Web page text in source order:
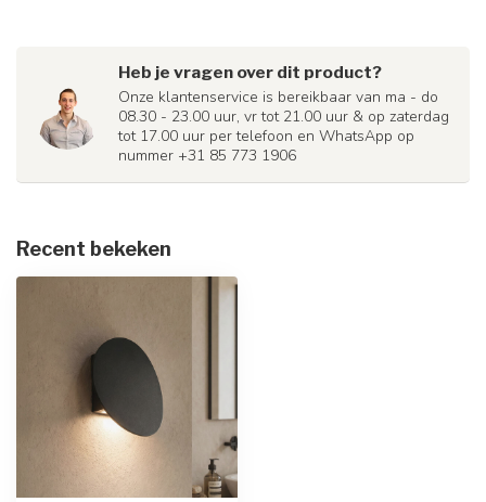
Heb je vragen over dit product?
Onze klantenservice is bereikbaar van ma - do
08.30 - 23.00 uur, vr tot 21.00 uur & op zaterdag
tot 17.00 uur per telefoon en WhatsApp op
nummer +31 85 773 1906
Recent bekeken